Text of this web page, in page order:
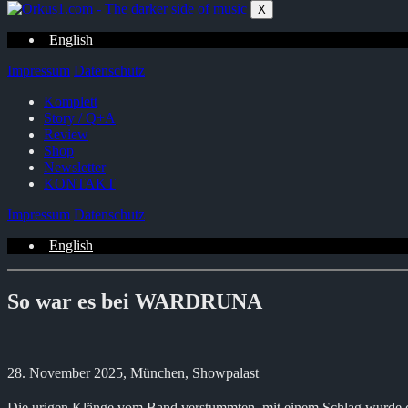
Zum
springen
X
English
Impressum Datenschutz
Komplett
Story / Q+A
Review
Shop
Newsletter
KONTAKT
Impressum Datenschutz
English
So war es bei WARDRUNA
28. November 2025, München, Showpalast